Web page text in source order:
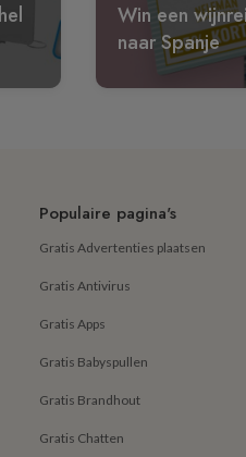
Win een
naar Spanje
Populaire pagina's
Gratis Advertenties plaatsen
Gratis Antivirus
Gratis Apps
Gratis Babyspullen
Gratis Brandhout
Gratis Chatten